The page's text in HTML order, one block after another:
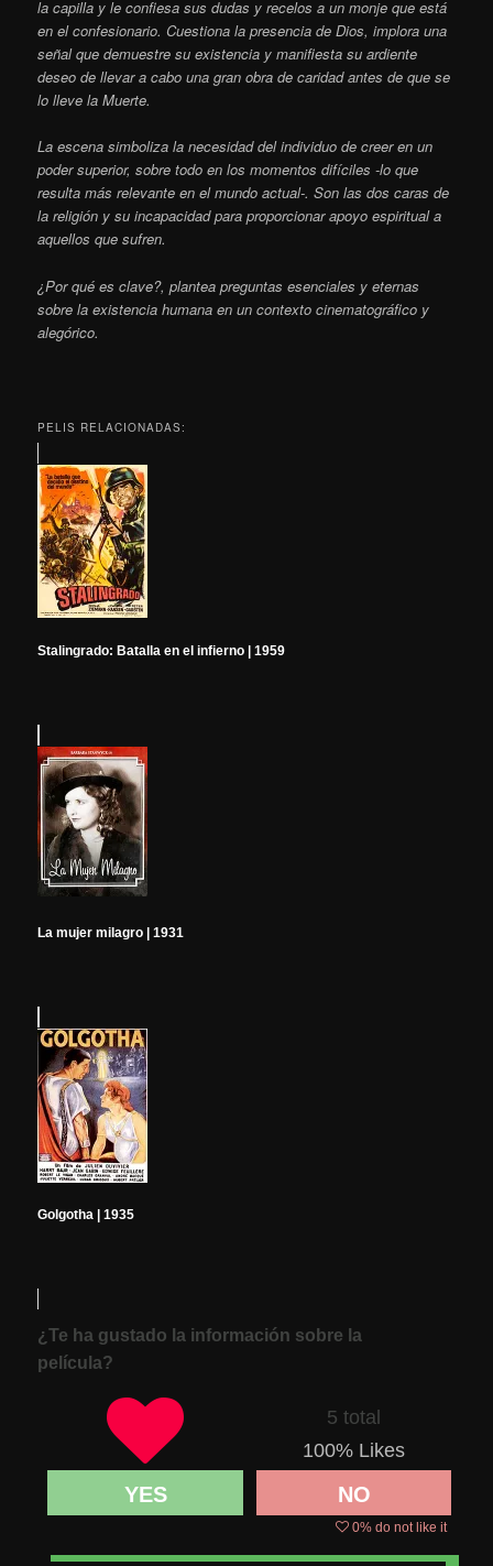
la capilla y le confiesa sus dudas y recelos a un monje que está
en el confesionario. Cuestiona la presencia de Dios, implora una
señal que demuestre su existencia y manifiesta su ardiente
deseo de llevar a cabo una gran obra de caridad antes de que se
lo lleve la Muerte.
La escena simboliza la necesidad del individuo de creer en un
poder superior, sobre todo en los momentos difíciles -lo que
resulta más relevante en el mundo actual-. Son las dos caras de
la religión y su incapacidad para proporcionar apoyo espiritual a
aquellos que sufren.
¿Por qué es clave?, plantea preguntas esenciales y eternas
sobre la existencia humana en un contexto cinematográfico y
alegórico.
PELIS RELACIONADAS:
Stalingrado: Batalla en el infierno | 1959
La mujer milagro | 1931
Golgotha | 1935
¿Te ha gustado la información sobre la
película?
5 total
100% Likes
YES NO
0% do not like it